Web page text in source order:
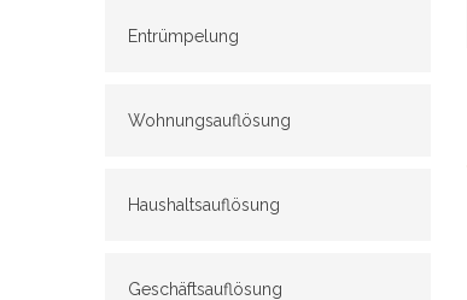
Entrümpelung
Wohnungsauflösung
Haushaltsauflösung
Geschäftsauflösung